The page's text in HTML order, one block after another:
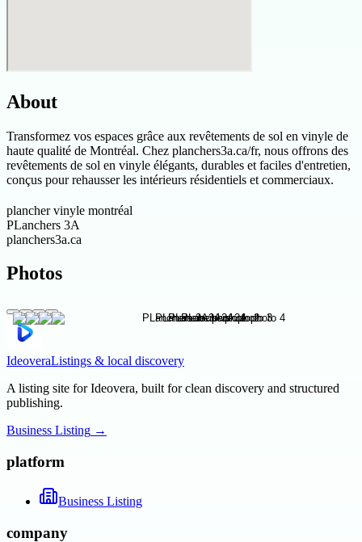
About
Transformez vos espaces grâce aux revêtements de sol en vinyle de
haute qualité de Montréal. Chez planchers3a.ca/fr, nous offrons des
revêtements de sol en vinyle élégants, durables et faciles d'entretien,
conçus pour rehausser les intérieurs résidentiels et commerciaux.
plancher vinyle montréal
PLanchers 3A
planchers3a.ca
Photos
IdeoveraListings & local discovery
A listing site for Ideovera, built for clean discovery and structured
publishing.
Business Listing →
platform
Business Listing
company